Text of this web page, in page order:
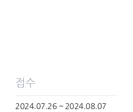
접수
2024.07.26 ~ 2024.08.07